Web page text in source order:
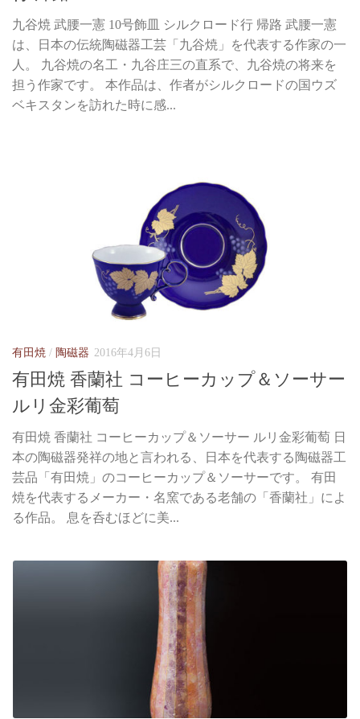
九谷焼 武腰一憲 10号飾皿 シルクロード行 帰路 武腰一憲
は、日本の伝統陶磁器工芸「九谷焼」を代表する作家の一
人。 九谷焼の名工・九谷庄三の直系で、九谷焼の将来を
担う作家です。 本作品は、作者がシルクロードの国ウズ
ベキスタンを訪れた時に感...
有田焼 / 陶磁器 2016年4月6日
有田焼 香蘭社 コーヒーカップ＆ソーサー
ルリ金彩葡萄
有田焼 香蘭社 コーヒーカップ＆ソーサー ルリ金彩葡萄 日
本の陶磁器発祥の地と言われる、日本を代表する陶磁器工
芸品「有田焼」のコーヒーカップ＆ソーサーです。 有田
焼を代表するメーカー・名窯である老舗の「香蘭社」によ
る作品。 息を呑むほどに美...